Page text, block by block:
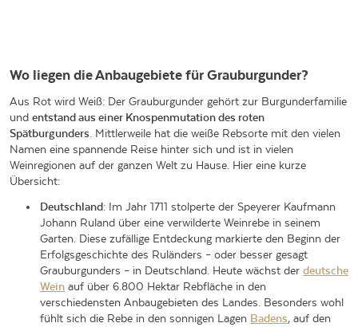
Wo liegen die Anbaugebiete für Grauburgunder?
Aus Rot wird Weiß: Der Grauburgunder gehört zur Burgunderfamilie
und entstand aus einer Knospenmutation des roten
Spätburgunders . Mittlerweile hat die weiße Rebsorte mit den vielen
Namen eine spannende Reise hinter sich und ist in vielen
Weinregionen auf der ganzen Welt zu Hause. Hier eine kurze
Übersicht:
Deutschland: Im Jahr 1711 stolperte der Speyerer Kaufmann
Johann Ruland über eine verwilderte Weinrebe in seinem
Garten. Diese zufällige Entdeckung markierte den Beginn der
Erfolgsgeschichte des Ruländers – oder besser gesagt
Grauburgunders – in Deutschland. Heute wächst der deutsche
Wein auf über 6.800 Hektar Rebfläche in den
verschiedensten Anbaugebieten des Landes. Besonders wohl
fühlt sich die Rebe in den sonnigen Lagen Badens, auf den